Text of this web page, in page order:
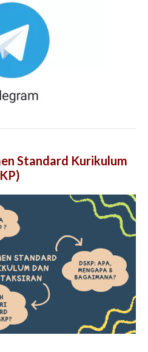
Standard Kurikulum